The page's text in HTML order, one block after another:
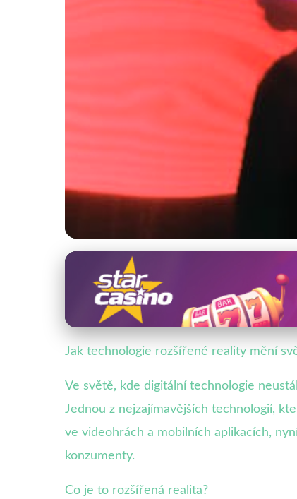
Digitální technologie v obalovém průmyslu
Rozšířená
Jak technologie rozšířené reality mění
Ve světě, kde digitální technologie
Jednou z nejzajímavějších technologií,
ve videohrách a mobilních aplikacích,
konzumenty.
Co je to rozšířená realita?